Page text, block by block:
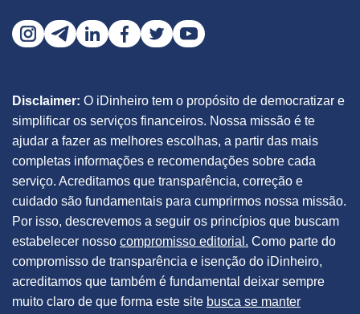
Disclaimer: O iDinheiro tem o propósito de democratizar e
simplificar os serviços financeiros. Nossa missão é te
ajudar a fazer as melhores escolhas, a partir das mais
completas informações e recomendações sobre cada
serviço. Acreditamos que transparência, correção e
cuidado são fundamentais para cumprirmos nossa missão.
Por isso, descrevemos a seguir os princípios que buscam
estabelecer nosso compromisso editorial. Como parte do
compromisso de transparência e isenção do iDinheiro,
acreditamos que também é fundamental deixar sempre
muito claro de que forma este site busca se manter